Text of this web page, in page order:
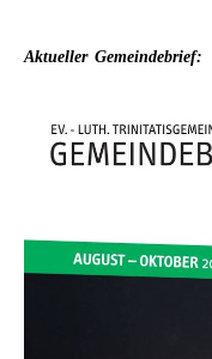
Aktueller Gemeindebrief: